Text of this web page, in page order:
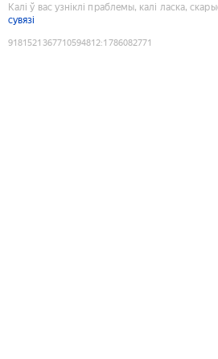
Калі ў вас узніклі праблемы, калі ласка,
сувязі
9181521367710594812:1786082771